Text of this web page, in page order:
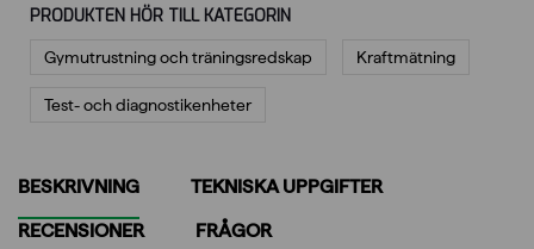
PRODUKTEN HÖR TILL KATEGORIN
Gymutrustning och träningsredskap Kraftmätning
Test- och diagnostikenheter
BESKRIVNING
TEKNISKA UPPGIFTER
RECENSIONER
FRÅGOR